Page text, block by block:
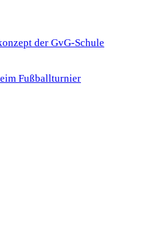
der GvG-Schule
Fußballturnier